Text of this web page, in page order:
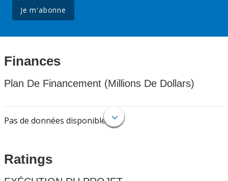
Je m'abonne
Finances
Plan De Financement (Millions De Dollars)
Pas de données disponibles.
Ratings